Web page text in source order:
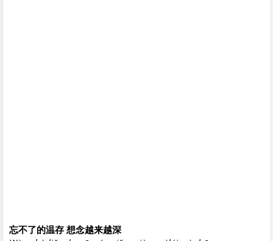
忘不了的温存 想念越来越深